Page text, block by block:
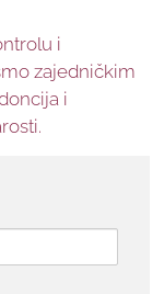
i
zajedničkim
i